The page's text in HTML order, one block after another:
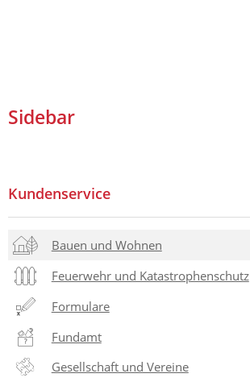
Sidebar
Kundenservice
Bauen und Wohnen
Feuerwehr und Katastrophenschutz
Formulare
Fundamt
Gesellschaft und Vereine